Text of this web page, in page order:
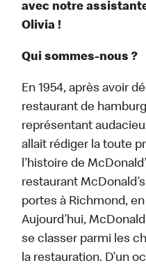
avec notre
Olivia !
Qui sommes-nous ?
En 1954, après avoir
restaurant de
représentant
allait rédiger la toute
l’histoire de
restaurant
portes à Richmond,
Aujourd’hui,
se classer parmi les
la restauration. D’un